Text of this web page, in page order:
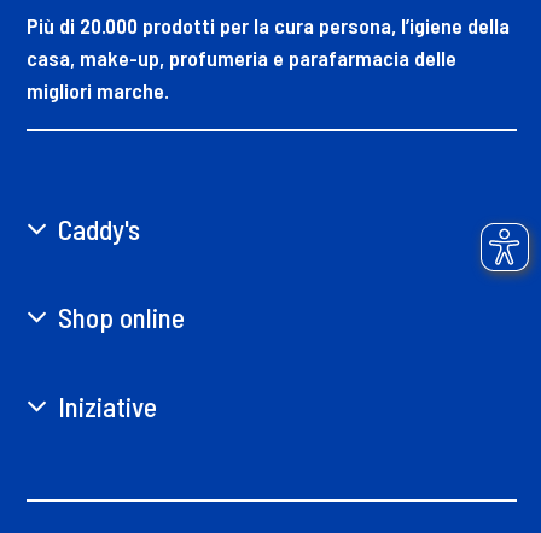
Più di 20.000 prodotti per la cura persona, l’igiene della
casa, make-up, profumeria e parafarmacia delle
migliori marche.
Caddy's
Shop online
Iniziative